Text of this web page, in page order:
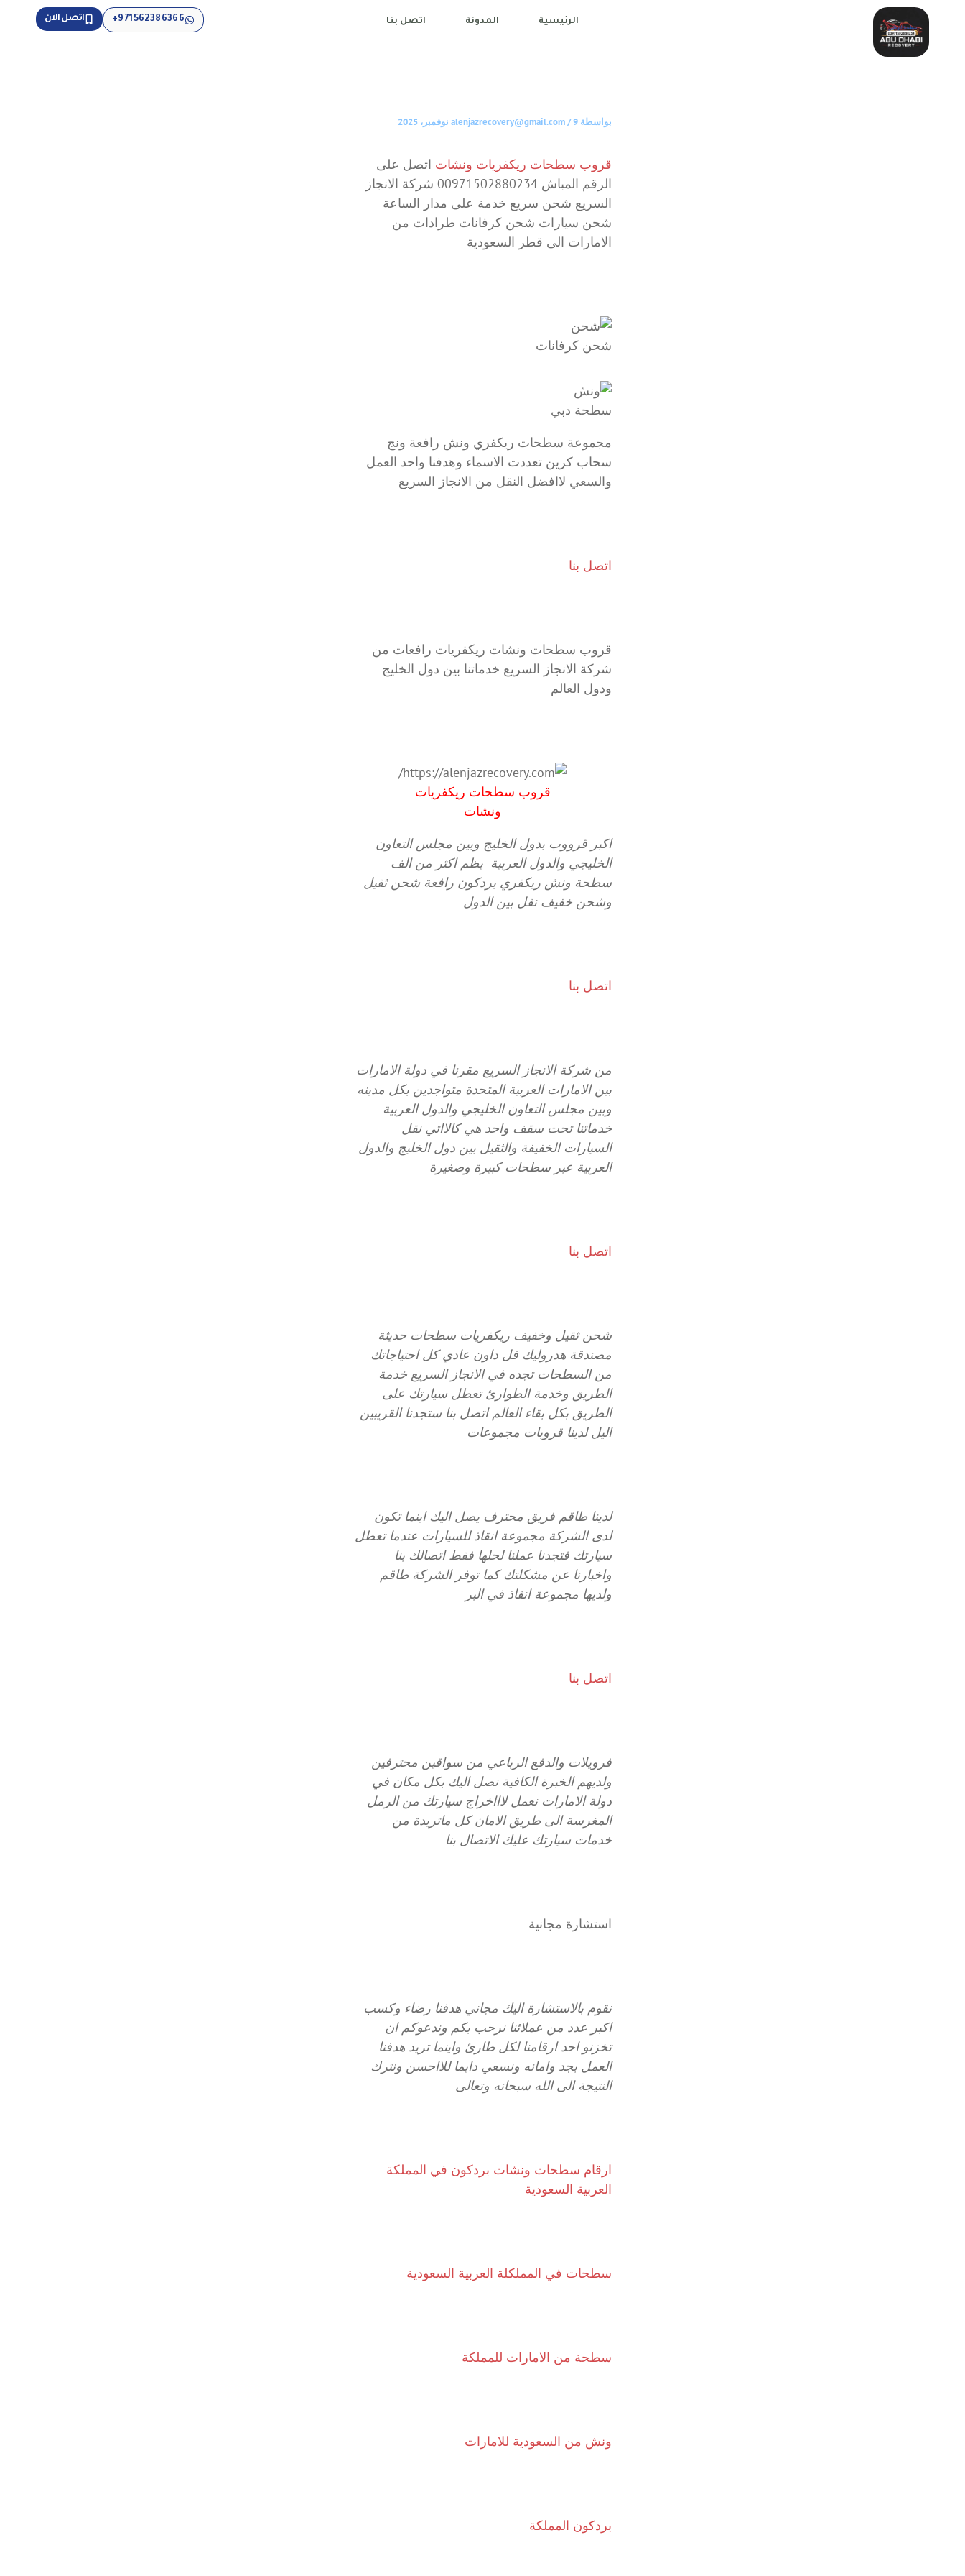
المحتوى
الرئيسية المدونة اتصل بنا اتصل الآن 971562386366+
بواسطة alenjazrecovery@gmail.com/9 نوفمبر، 2025
قروب سطحات ريكفريات ونشات اتصل على
الرقم المباش 00971502880234 شركة الانجاز
السريع شحن سريع خدمة على مدار الساعة
شحن سيارات شحن كرفانات طرادات من
الامارات الى قطر السعودية
شحن كرفانات
سطحة دبي
مجموعة سطحات ريكفري ونش رافعة ونج
سحاب كرين تعددت الاسماء وهدفنا واحد العمل
والسعي لاافضل النقل من الانجاز السريع
اتصل بنا
قروب سطحات ونشات ريكفريات رافعات من
شركة الانجاز السريع خدماتنا بين دول الخليج
ودول العالم
قروب سطحات ريكفريات
ونشات
اكبر قرووب بدول الخليج وبين مجلس التعاون
الخليجي والدول العربية يظم اكثر من الف
سطحة ونش ريكفري بردكون رافعة شحن ثقيل
وشحن خفيف نقل بين الدول
اتصل بنا
من شركة الانجاز السريع مقرنا في دولة الامارات
بين الامارات العربية المتحدة متواجدين بكل مدينه
وبين مجلس التعاون الخليجي والدول العربية
خدماتنا تحت سقف واحد هي كالااتي نقل
السيارات الخفيفة والثقيل بين دول الخليج والدول
العربية عبر سطحات كبيرة وصغيرة
اتصل بنا
شحن ثقيل وخفيف ريكفريات سطحات حديثة
مصندقة هدروليك فل داون عادي كل احتياجاتك
من السطحات تجده في الانجاز السريع خدمة
الطريق وخدمة الطوارئ تعطل سيارتك على
الطريق بكل بقاء العالم اتصل بنا ستجدنا القريبين
اليل لدينا قروبات مجموعات
لدينا طاقم فريق محترف يصل اليك اينما تكون
لدى الشركة مجموعة انقاذ للسيارات عندما تعطل
سيارتك فتجدنا عملنا لحلها فقط اتصالك بنا
واخبارنا عن مشكلتك كما توفر الشركة طاقم
ولديها مجموعة انقاذ في البر
اتصل بنا
فرويلات والدفع الرباعي من سواقين محترفين
ولديهم الخبرة الكافية نصل اليك بكل مكان في
دولة الامارات نعمل لاااخراج سيارتك من الرمل
المغرسة الى طريق الامان كل ماتريدة من
خدمات سيارتك عليك الاتصال بنا
استشارة مجانية
نقوم بالاستشارة اليك مجاني هدفنا رضاء وكسب
اكبر عدد من عملائنا نرحب بكم وندعوكم ان
تخزنو احد ارقامنا لكل طارئ واينما تريد هدفنا
العمل بجد وامانه ونسعي دايما للااحسن ونترك
النتيجة الى الله سبحانه وتعالى
ارقام سطحات ونشات بردكون في المملكة
العربية السعودية
سطحات في المملكلة العربية السعودية
سطحة من الامارات للمملكة
ونش من السعودية للامارات
بردكون المملكة